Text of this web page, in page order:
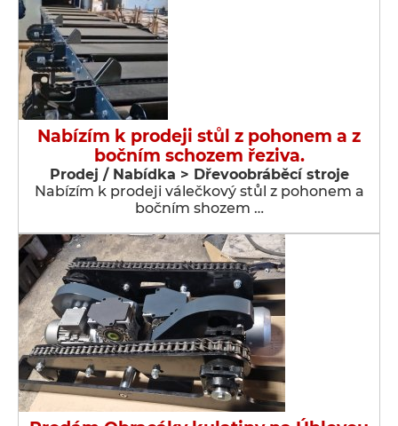
Nabízím k prodeji stůl z pohonem a z
bočním schozem řeziva.
Prodej / Nabídka > Dřevoobráběcí stroje
Nabízím k prodeji válečkový stůl z pohonem a
bočním shozem …